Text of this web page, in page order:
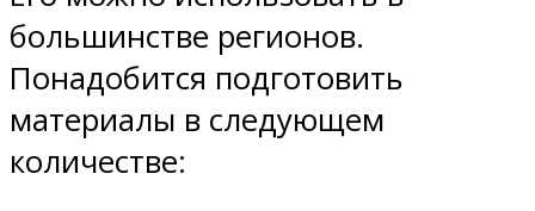
большинстве регионов.
Понадобится подготовить
материалы в следующем
количестве: